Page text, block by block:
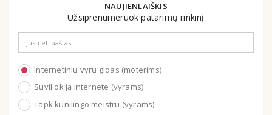
NAUJIENLAIŠKIS
Užsiprenumeruok patarimų rinkinį
Internetinių vyrų gidas (moterims)
Suviliok ją internete (vyrams)
Tapk kunilingo meistru (vyrams)